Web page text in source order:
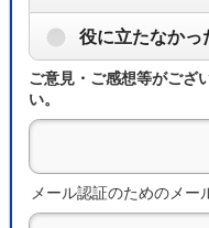
役に立たなかっ
ご意見・ご感想等がござ
い。
メール認証のためのメー